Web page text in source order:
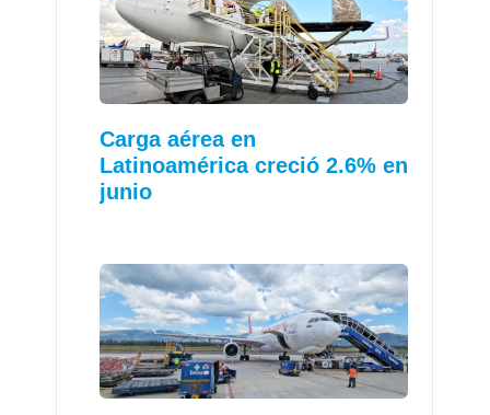
Carga aérea en
Latinoamérica creció 2.6% en
junio